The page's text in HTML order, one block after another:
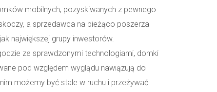
mobilnych, pozyskiwanych z pewnego
a sprzedawca na bieżąco poszerza
największej grupy inwestorów.
ze sprawdzonymi technologiami, domki
pod względem wyglądu nawiązują do
możemy być stale w ruchu i przeżywać